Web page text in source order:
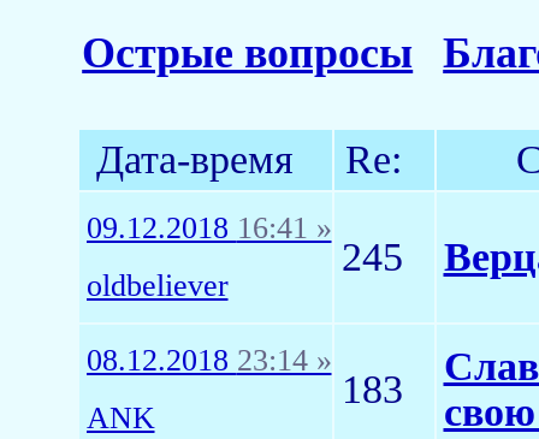
Острые вопросы
Дата-время Re:
09.12.2018 16:41 »
oldbeliever
245
08.12.2018 23:14 »
ANK
183